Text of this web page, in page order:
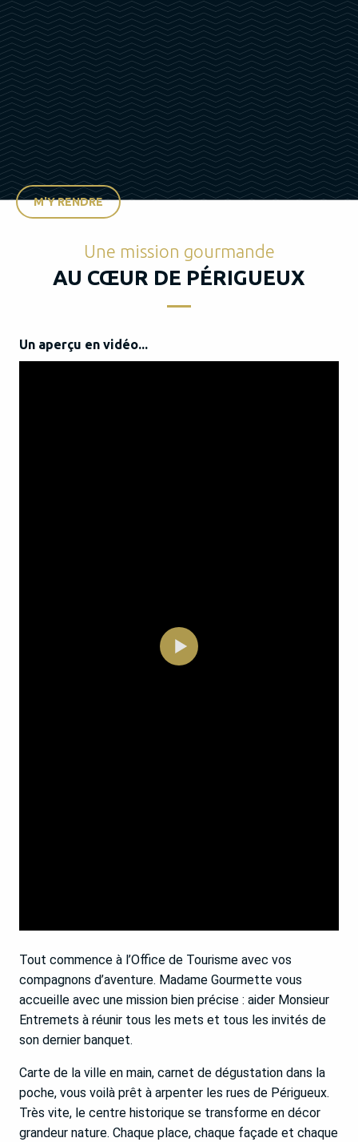
M'Y RENDRE
Une mission gourmande
AU CŒUR DE PÉRIGUEUX
Un aperçu en vidéo...
Tout commence à l’Office de Tourisme avec vos
compagnons d’aventure. Madame Gourmette vous
accueille avec une mission bien précise : aider Monsieur
Entremets à réunir tous les mets et tous les invités de
son dernier banquet.
Carte de la ville en main, carnet de dégustation dans la
poche, vous voilà prêt à arpenter les rues de Périgueux.
Très vite, le centre historique se transforme en décor
grandeur nature. Chaque place, chaque façade et chaque